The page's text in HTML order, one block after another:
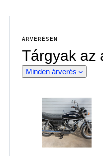
ÁRVERÉSEN
Tárgyak az
Minden árverés